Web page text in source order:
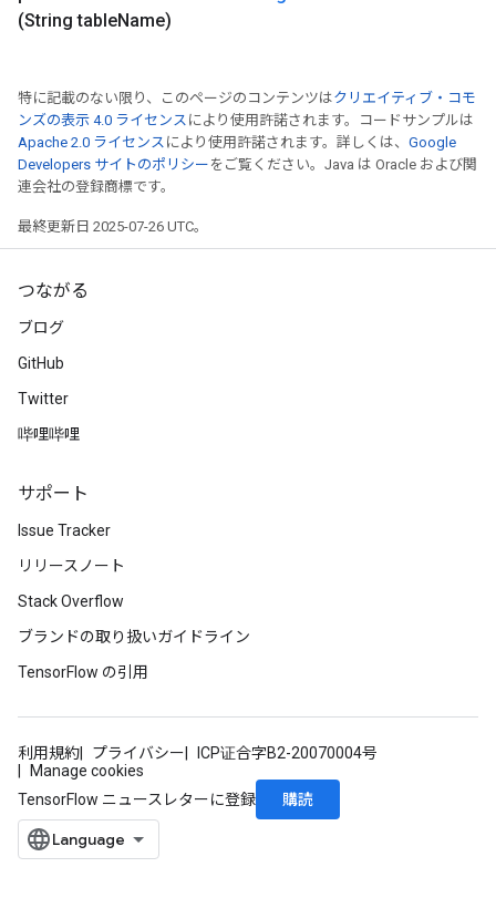
(String tableName)
特に記載のない限り、このページのコンテンツはクリエイティブ・コモ
ンズの表示 4.0 ライセンス により使用許諾されます。コードサンプルは
Apache 2.0 ライセンス により使用許諾されます。詳しくは、 Google
Developers サイトのポリシー をご覧ください。Java は Oracle および関
連会社の登録商標です。
最終更新日 2025-07-26 UTC。
つながる
ブログ
GitHub
Twitter
哔哩哔哩
サポート
Issue Tracker
リリースノート
Stack Overflow
ブランドの取り扱いガイドライン
TensorFlow の引用
利用規約 プライバシー
ICP证合字B2-20070004号
Manage cookies
TensorFlow ニュースレターに登録
購読